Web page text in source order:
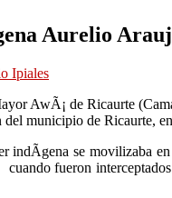
Aurelio
Ipiales
AwÃ¡ de Ricaurte
municipio de Ricaurte,
indÃ­gena se movilizaba
fueron